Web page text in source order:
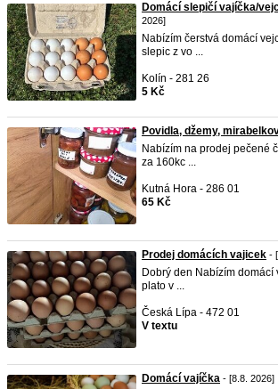
Domácí slepičí vajíčka/
2026]
Nabízím čerstvá domácí
slepic z vo ...
Kolín - 281 26
5 Kč
Povidla, džemy,
Nabízím na prodej pečené
za 160kc ...
Kutná Hora - 286 01
65 Kč
Prodej domácích vajicek -
Dobrý den Nabízím domácí
plato v ...
Česká Lípa - 472 01
V textu
Domácí vajíčka - [8.8. 2026]